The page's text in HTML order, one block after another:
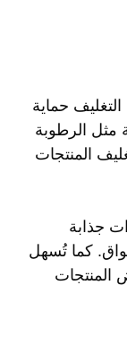
حماية
مثل الرطوبة
المنتجات
جذابة
كما تُسهل
المنتجات